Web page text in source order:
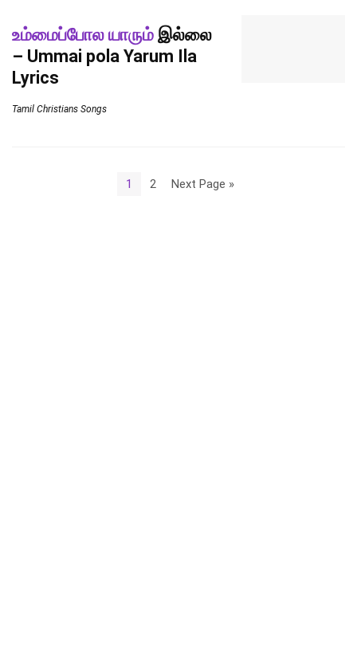
உம்மைப்போல யாரும் இல்லை
– Ummai pola Yarum Ila
Lyrics
Tamil Christians Songs
1 2 Next Page »